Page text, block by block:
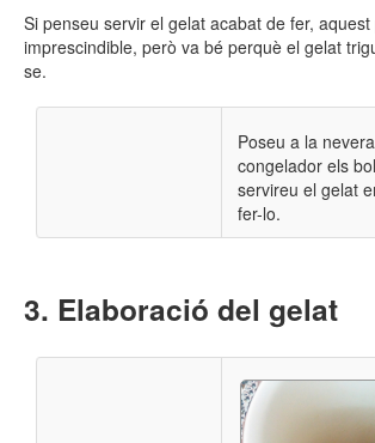
Si penseu servir el gelat acabat de fer,
imprescindible, però va bé perquè el gelat
se.
Poseu a la
congelador els
servireu el gelat
fer-lo.
Elaboració del gelat